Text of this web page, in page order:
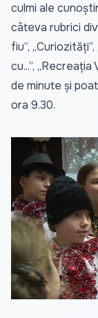
culmi ale
câteva rubrici
fiu”,
cu...”,
de minute și
ora 9.30.